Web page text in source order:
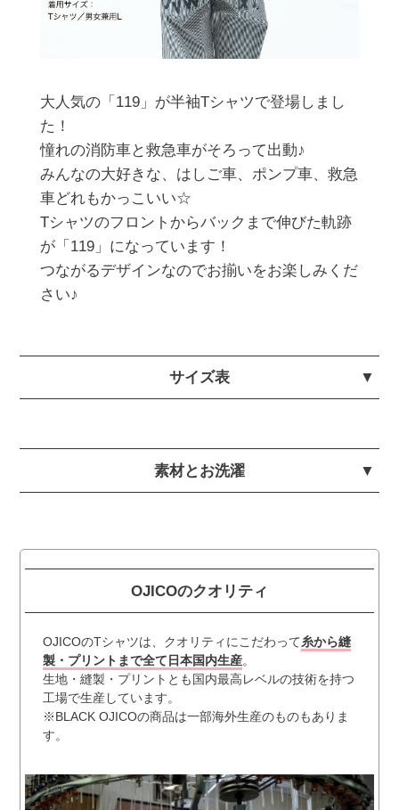
大人気の「119」が半袖Tシャツで登場しまし
た！
憧れの消防車と救急車がそろって出動♪
みんなの大好きな、はしご車、ポンプ車、救急
車どれもかっこいい☆
Tシャツのフロントからバックまで伸びた軌跡
が「119」になっています！
つながるデザインなのでお揃いをお楽しみくだ
さい♪
サイズ表
素材とお洗濯
OJICOのクオリティ
OJICOのTシャツは、クオリティにこだわって糸から縫
製・プリントまで全て日本国内生産。
生地・縫製・プリントとも国内最高レベルの技術を持つ
工場で生産しています。
※BLACK OJICOの商品は一部海外生産のものもありま
す。